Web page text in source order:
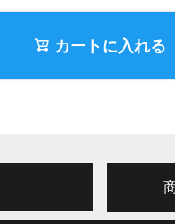
カートに入れる